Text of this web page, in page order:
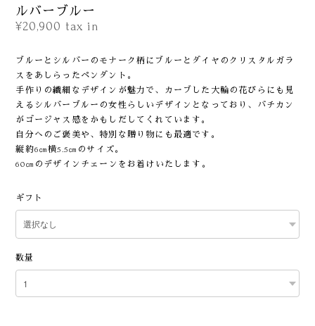
ルバーブルー
¥20,900 tax in
ブルーとシルバーのモナーク柄にブルーとダイヤのクリスタルガラ
スをあしらったペンダント。
手作りの繊細なデザインが魅力で、カーブした大輪の花びらにも見
えるシルバーブルーの女性らしいデザインとなっており、バチカン
がゴージャス感をかもしだしてくれています。
自分へのご褒美や、特別な贈り物にも最適です。
縦約6㎝横5.5㎝のサイズ。
60㎝のデザインチェーンをお着けいたします。
ギフト
数量